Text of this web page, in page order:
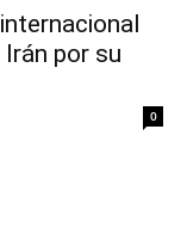
por su
0